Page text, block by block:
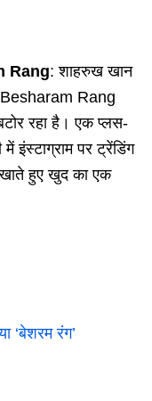
Rang: शाहरुख खान
(Besharam Rang
रहा है। एक प्लस-
इंस्टाग्राम पर ट्रेंडिंग
हुए खुद का एक
‘बेशरम रंग’